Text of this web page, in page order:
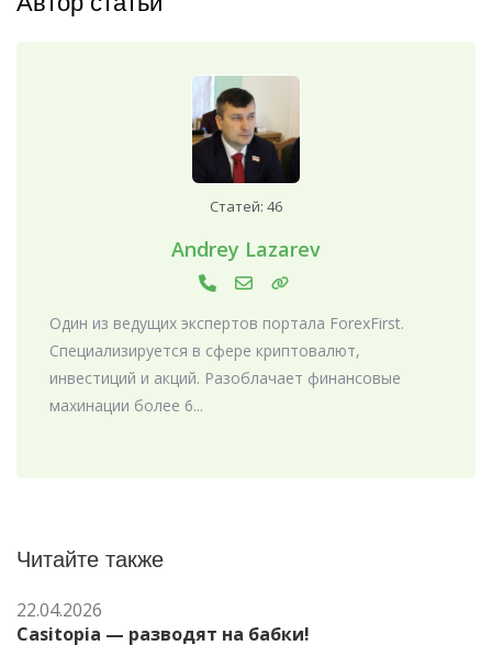
Статей: 46
Andrey Lazarev
Один из ведущих экспертов портала ForexFirst.
Специализируется в сфере криптовалют,
инвестиций и акций. Разоблачает финансовые
махинации более 6...
Читайте также
22.04.2026
Casitopia — разводят на бабки!